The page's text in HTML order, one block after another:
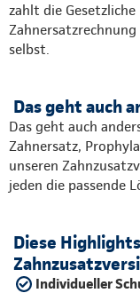
zahlt die
selbst.​
Das geht auch
Das geht auch
Zahnersatz,
unseren
jeden die passende
Diese
Individueller